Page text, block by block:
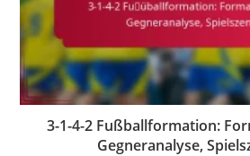
3-1-4-2 Fußballformation:
Gegneranalyse,